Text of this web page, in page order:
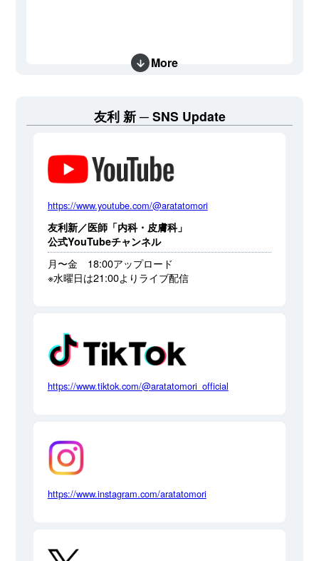
More
友利 新 SNS Update
https://www.youtube.com/@aratatomori
友利新／医師「内科・皮膚科」
公式YouTubeチャンネル
月〜金 18:00アップロード
※水曜日は21:00よりライブ配信
https://www.tiktok.com/@aratatomori_official
https://www.instagram.com/aratatomori